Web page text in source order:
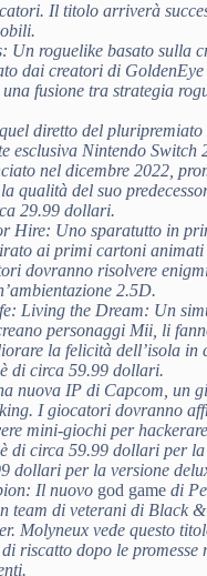
Il titolo arriverà
: Un roguelike basato sulla
dai creatori di GoldenEye
fusione tra strategia
diretto del pluripremiato
esclusiva Nintendo Switch
nel dicembre 2022,
qualità del suo
29.99 dollari.
Hire: Uno sparatutto in
ai primi cartoni animati
dovranno risolvere
2.5D.
Living the Dream: Un
personaggi Mii, li
la felicità dell’isola in
di circa 59.99 dollari.
nuova IP di Capcom, un
I giocatori dovranno
mini-giochi per
di circa 59.99 dollari per
dollari per la versione
: Il nuovo god gamedi
team di veterani di Black
Molyneux vede questo
riscatto dopo le promesse